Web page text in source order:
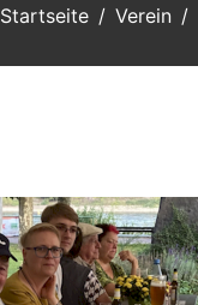
Startseite Verein